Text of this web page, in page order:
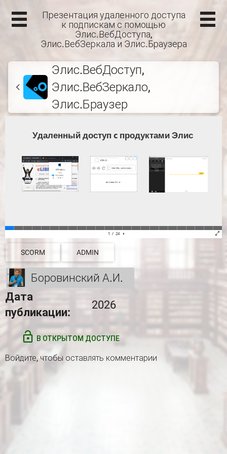
Презентация удаленного доступа
к подпискам с помощью
Элис.ВебДоступа,
Элис.ВебЗеркала и Элис.Браузера
Элис.ВебДоступ,
Элис.ВебЗеркало,
Элис.Браузер
SCORM ADMIN
Боровинский А.И.
Дата
публикации:
2026
В ОТКРЫТОМ ДОСТУПЕ
Войдите, чтобы оставлять комментарии